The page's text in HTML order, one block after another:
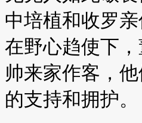
中培植和收罗
在野心趋使下
帅来家作客，
的支持和拥护。